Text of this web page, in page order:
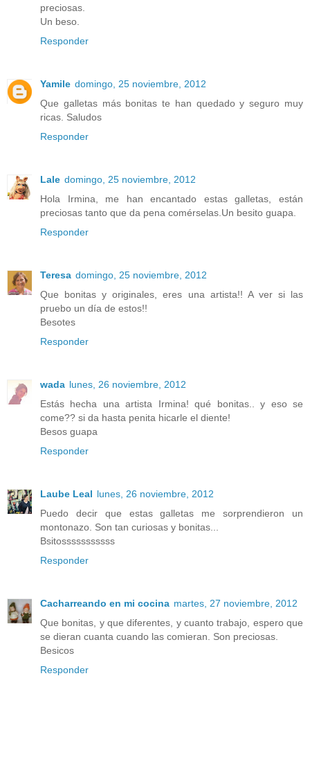
preciosas.
Un beso.
Responder
Yamile domingo, 25 noviembre, 2012
Que galletas más bonitas te han quedado y seguro muy
ricas. Saludos
Responder
Lale domingo, 25 noviembre, 2012
Hola Irmina, me han encantado estas galletas, están
preciosas tanto que da pena comérselas.Un besito guapa.
Responder
Teresa domingo, 25 noviembre, 2012
Que bonitas y originales, eres una artista!! A ver si las
pruebo un día de estos!!
Besotes
Responder
wada lunes, 26 noviembre, 2012
Estás hecha una artista Irmina! qué bonitas.. y eso se
come?? si da hasta penita hicarle el diente!
Besos guapa
Responder
Laube Leal lunes, 26 noviembre, 2012
Puedo decir que estas galletas me sorprendieron un
montonazo. Son tan curiosas y bonitas...
Bsitosssssssssss
Responder
Cacharreando en mi cocina martes, 27 noviembre, 2012
Que bonitas, y que diferentes, y cuanto trabajo, espero que
se dieran cuanta cuando las comieran. Son preciosas.
Besicos
Responder